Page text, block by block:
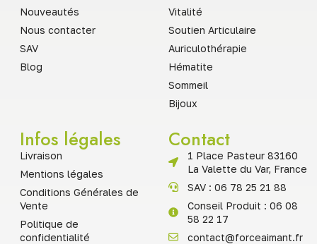
Nouveautés
Nous contacter
SAV
Blog
Vitalité
Soutien Articulaire
Auriculothérapie
Hématite
Sommeil
Bijoux
Infos légales
Livraison
Mentions légales
Conditions Générales de
Vente
Politique de
confidentialité
Contact
1 Place Pasteur 83160
La Valette du Var, France
SAV : 06 78 25 21 88
Conseil Produit : 06 08
58 22 17
contact@forceaimant.fr